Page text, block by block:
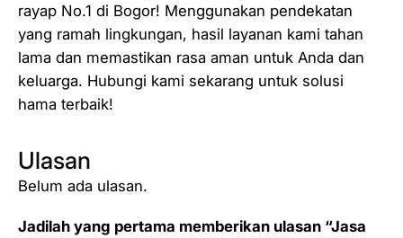
rayap No.1 di Bogor! Menggunakan pendekatan
yang ramah lingkungan, hasil layanan kami tahan
lama dan memastikan rasa aman untuk Anda dan
keluarga. Hubungi kami sekarang untuk solusi
hama terbaik!
Ulasan
Belum ada ulasan.
Jadilah yang pertama memberikan ulasan “Jasa